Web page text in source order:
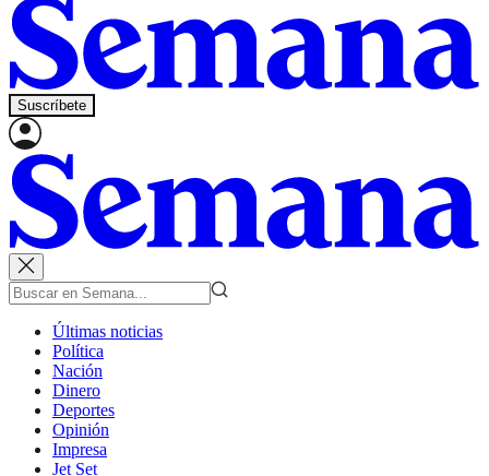
Suscríbete
Últimas noticias
Política
Nación
Dinero
Deportes
Opinión
Impresa
Jet Set